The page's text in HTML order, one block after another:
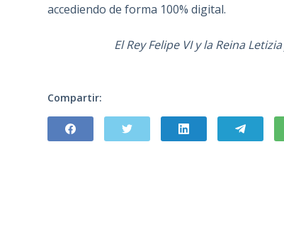
accediendo de forma 100% digital.
El Rey Felipe VI y la Reina
Compartir: